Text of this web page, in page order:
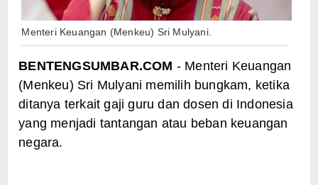
Menteri Keuangan (Menkeu) Sri Mulyani.
BENTENGSUMBAR.COM - Menteri Keuangan
(Menkeu) Sri Mulyani memilih bungkam, ketika
ditanya terkait gaji guru dan dosen di Indonesia
yang menjadi tantangan atau beban keuangan
negara.